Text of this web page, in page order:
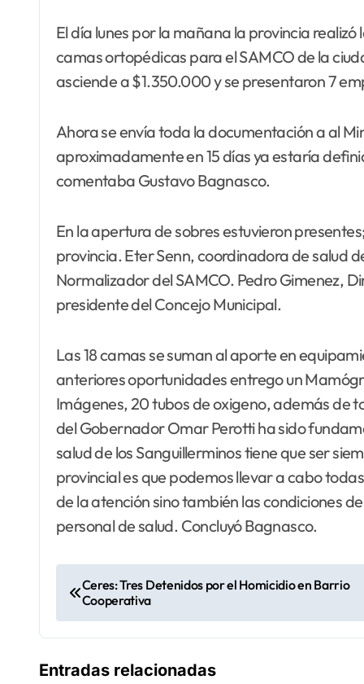
El día lunes por la mañana la provincia realizó la apertura de sobres para la licitación de 18
camas ortopédicas para el SAMCO de la
asciende a $1.350.000 y se presentaron 7
Ahora se envía toda la documentación a al
aproximadamente en 15 días ya estaría
comentaba Gustavo Bagnasco.
En la apertura de sobres estuvieron
provincia. Eter Senn, coordinadora de salud
Normalizador del SAMCO. Pedro Gimenez,
presidente del Concejo Municipal.
Las 18 camas se suman al aporte en
anteriores oportunidades entrego un
Imágenes, 20 tubos de oxigeno, además de
del Gobernador Omar Perotti ha sido
salud de los Sanguillerminos tiene que ser
provincial es que podemos llevar a cabo
de la atención sino también las condiciones
personal de salud. Concluyó Bagnasco.
N
a
v
Ceres: Tres Detenidos por el Homicidio en Barrio
Cooperativa
Entradas relacionadas